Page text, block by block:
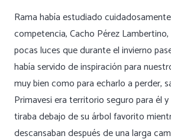
Rama había estudiado
competencia, Cacho Pérez
pocas luces que durante el invierno
había servido de inspiración para
muy bien como para echarlo a perder,
Primavesi era territorio seguro para él
tiraba debajo de su árbol favorito
descansaban después de una larga